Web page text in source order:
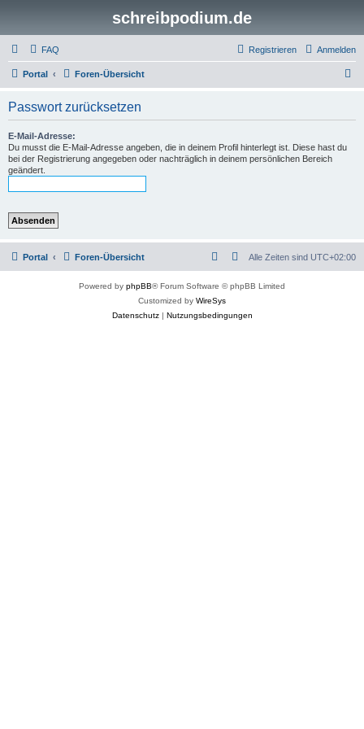
schreibpodium.de
FAQ Anmelden
Registrieren
Portal Foren-Übersicht
Passwort zurücksetzen
E-Mail-Adresse:
Du musst die E-Mail-Adresse angeben, die in deinem Profil hinterlegt ist. Diese hast du
bei der Registrierung angegeben oder nachträglich in deinem persönlichen Bereich
geändert.
Portal Foren-Übersicht Alle Zeiten sind UTC+02:00
Powered by phpBB® Forum Software © phpBB Limited
Customized by WireSys
Datenschutz| Nutzungsbedingungen